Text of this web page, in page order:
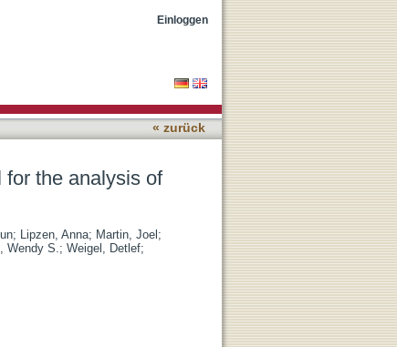
thaliana accessions
Einloggen
« zurück
for the analysis of
; Lipzen, Anna; Martin, Joel ;
Wendy S.; Weigel, Detlef;